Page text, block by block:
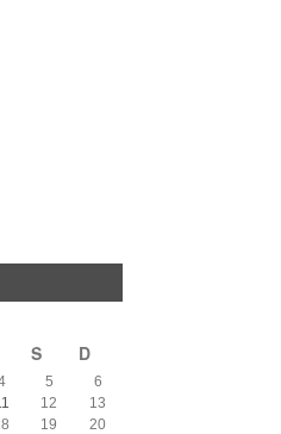
S D
5
6
12
13
19
20